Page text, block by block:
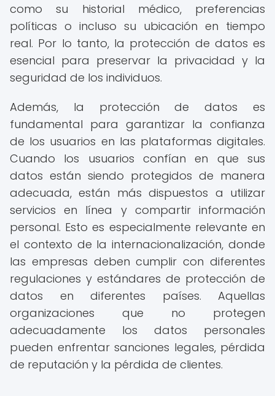
como su historial médico, preferencias
políticas o incluso su ubicación en tiempo
real. Por lo tanto, la protección de datos es
esencial para preservar la privacidad y la
seguridad de los individuos.
Además, la protección de datos es
fundamental para garantizar la confianza
de los usuarios en las plataformas digitales.
Cuando los usuarios confían en que sus
datos están siendo protegidos de manera
adecuada, están más dispuestos a utilizar
servicios en línea y compartir información
personal. Esto es especialmente relevante en
el contexto de la internacionalización, donde
las empresas deben cumplir con diferentes
regulaciones y estándares de protección de
datos en diferentes países. Aquellas
organizaciones que no protegen
adecuadamente los datos personales
pueden enfrentar sanciones legales, pérdida
de reputación y la pérdida de clientes.